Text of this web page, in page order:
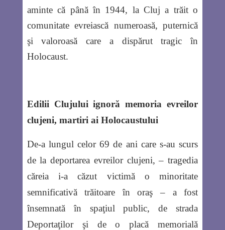
aminte că până în 1944, la Cluj a trăit o
comunitate evreiască numeroasă, puternică
şi valoroasă care a dispărut tragic în
Holocaust.
Edilii Clujului ignoră memoria evreilor
clujeni, martiri ai Holocaustului
De-a lungul celor 69 de ani care s-au scurs
de la deportarea evreilor clujeni, – tragedia
căreia i-a căzut victimă o minoritate
semnificativă trăitoare în oraş – a fost
însemnată în spaţiul public, de strada
Deportaţilor şi de o placă memorială